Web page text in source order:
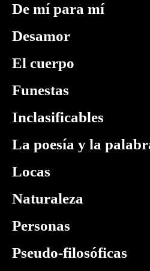
De mí para mí
Desamor
El cuerpo
Funestas
Inclasificables
La poesía y la
Locas
Naturaleza
Personas
Pseudo-filosóficas